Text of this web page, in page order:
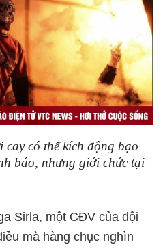
cay có thể kích động bạo
báo, nhưng giới chức tại
Sirla, một CĐV của đội
mà hàng chục nghìn